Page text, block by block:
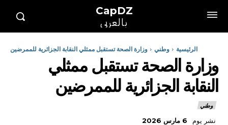
CapDZ
بالعربي
الرئيسية وطني وزارة الصحة تستقبل ممثلي النقابة الجزائرية للممرضين
وزارة الصحة تستقبل ممثلي
النقابة الجزائرية للممرضين
وطني
نشر يوم 6 مارس 2026